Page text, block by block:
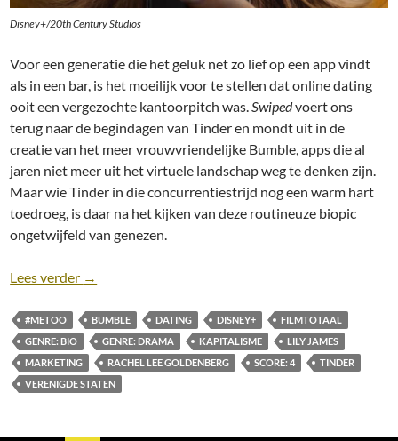
Disney+/20th Century Studios
Voor een generatie die het geluk net zo lief op een app vindt
als in een bar, is het moeilijk voor te stellen dat online dating
ooit een vergezochte kantoorpitch was.Swipedvoert ons
terug naar de begindagen van Tinder en mondt uit in de
creatie van het meer vrouwvriendelijke Bumble, apps die al
jaren niet meer uit het virtuele landschap weg te denken zijn.
Maar wie Tinder in die concurrentiestrijd nog een warm hart
toedroeg, is daar na het kijken van deze routineuze biopic
ongetwijfeld van genezen.
Lees verder Recensie: Swiped [Rachel Lee Goldenberg;
→
#METOO BUMBLE DATING DISNEY+
FILMTOTAAL
GENRE: BIO
GENRE: DRAMA KAPITALISME
LILY JAMES
MARKETING
RACHEL LEE GOLDENBERG SCORE: 4
TINDER
VERENIGDE STATEN